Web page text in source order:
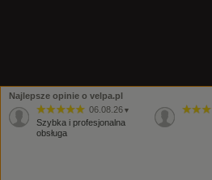
Najlepsze opinie o velpa.pl
06.08.26 ▼
Szybka i profesjonalna
obsługa